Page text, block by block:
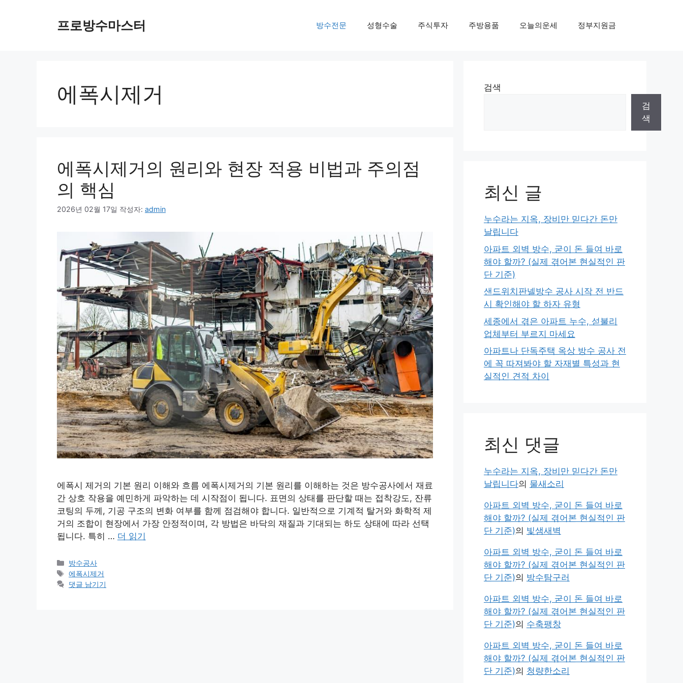
프로방수마스터 방수전문 성형수술 주식투자 주방용품 오늘의운세 정부지원금
에폭시제거
에폭시제거의 원리와 현장 적용 비법과 주의점
의 핵심
2026년 02월 17일 작성자: admin
에폭시 제거의 기본 원리 이해와 흐름 에폭시제거의 기본 원리를 이해하는 것은 방수공사에서 재료
간 상호 작용을 예민하게 파악하는 데 시작점이 됩니다. 표면의 상태를 판단할 때는 접착강도, 잔류
코팅의 두께, 기공 구조의 변화 여부를 함께 점검해야 합니다. 일반적으로 기계적 탈거와 화학적 제
거의 조합이 현장에서 가장 안정적이며, 각 방법은 바닥의 재질과 기대되는 하도 상태에 따라 선택
됩니다. 특히 … 더 읽기
카
테
고
방수공사
태
그
에폭시제거
댓글 남기기
검색
검
색
최신 글
누수라는 지옥, 장비만 믿다간 돈만
날립니다
아파트 외벽 방수, 굳이 돈 들여 바로
해야 할까? (실제 겪어본 현실적인 판
단 기준)
샌드위치판넬방수 공사 시작 전 반드
시 확인해야 할 하자 유형
세종에서 겪은 아파트 누수, 섣불리
업체부터 부르지 마세요
아파트나 단독주택 옥상 방수 공사 전
에 꼭 따져봐야 할 자재별 특성과 현
실적인 견적 차이
최신 댓글
누수라는 지옥, 장비만 믿다간 돈만
날립니다의 물새소리
아파트 외벽 방수, 굳이 돈 들여 바로
해야 할까? (실제 겪어본 현실적인 판
단 기준)의 빛샘새벽
아파트 외벽 방수, 굳이 돈 들여 바로
해야 할까? (실제 겪어본 현실적인 판
단 기준)의 방수탐구러
아파트 외벽 방수, 굳이 돈 들여 바로
해야 할까? (실제 겪어본 현실적인 판
단 기준)의 수축팽창
아파트 외벽 방수, 굳이 돈 들여 바로
해야 할까? (실제 겪어본 현실적인 판
단 기준)의 청량한소리